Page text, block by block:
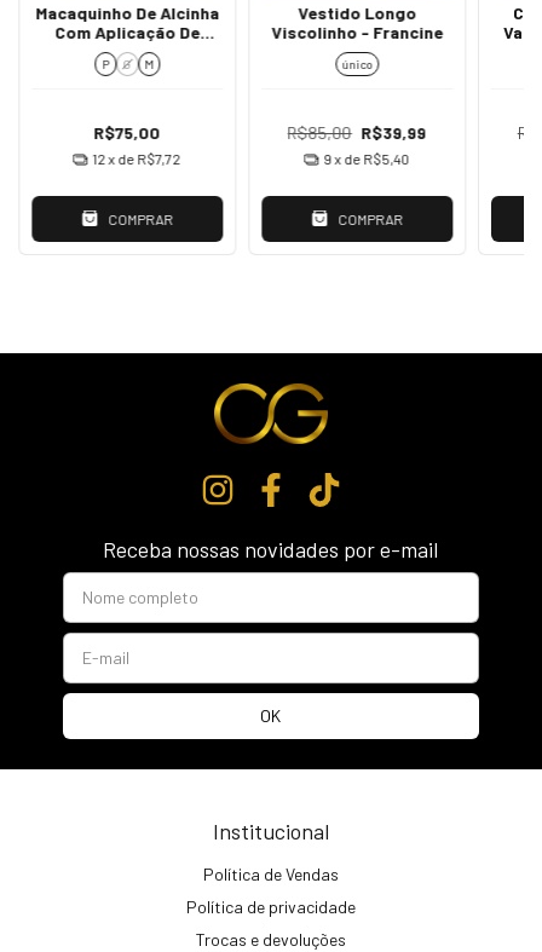
Macaquinho De Alcinha
Com Aplicação De
Ziper Nas Costas -
Cloe
P G M
R$75,00
12x de R$7,72
COMPRAR
Vestido Longo
Viscolinho - Francine
único
R$85,00 R$39,99
9 x de R$5,40
COMPRAR
Receba nossas novidades por e-mail
Institucional
Política de Vendas
Política de privacidade
Trocas e devoluções